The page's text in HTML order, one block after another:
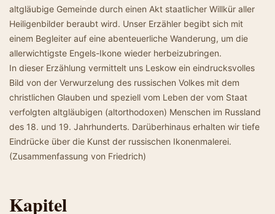
altgläubige Gemeinde durch einen Akt staatlicher Willkür aller
Heiligenbilder beraubt wird. Unser Erzähler begibt sich mit
einem Begleiter auf eine abenteuerliche Wanderung, um die
allerwichtigste Engels-Ikone wieder herbeizubringen.
In dieser Erzählung vermittelt uns Leskow ein eindrucksvolles
Bild von der Verwurzelung des russischen Volkes mit dem
christlichen Glauben und speziell vom Leben der vom Staat
verfolgten altgläubigen (altorthodoxen) Menschen im Russland
des 18. und 19. Jahrhunderts. Darüberhinaus erhalten wir tiefe
Eindrücke über die Kunst der russischen Ikonenmalerei.
(Zusammenfassung von Friedrich)
Kapitel